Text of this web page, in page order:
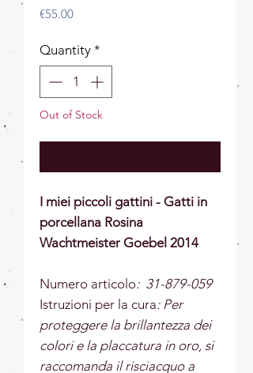
€55.00Price
Quantity *
Out of Stock
I miei piccoli gattini - Gatti in
porcellana Rosina
Wachtmeister Goebel 2014
Numero articolo: 31-879-059
Istruzioni per la cura: Per
proteggere la brillantezza dei
colori e la placcatura in oro, si
raccomanda il risciacquo a